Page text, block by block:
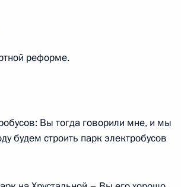
реформе.
Вы тогда говорили мне, и мы
будем строить парк электробусов